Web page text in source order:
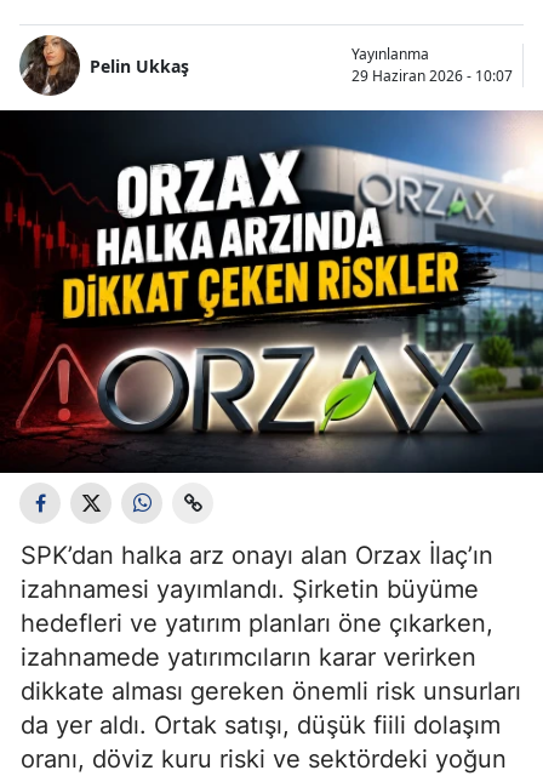
Pelin Ukkaş
Yayınlanma
29 Haziran 2026 - 10:07
SPK’dan halka arz onayı alan Orzax İlaç’ın
izahnamesi yayımlandı. Şirketin büyüme
hedefleri ve yatırım planları öne çıkarken,
izahnamede yatırımcıların karar verirken
dikkate alması gereken önemli risk unsurları
da yer aldı. Ortak satışı, düşük fiili dolaşım
oranı, döviz kuru riski ve sektördeki yoğun